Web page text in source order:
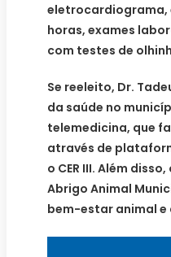
eletrocardiograma,
horas, exames
com testes de
Se reeleito, Dr.
da saúde no
telemedicina, que
através de
o CER III. Além
Abrigo Animal
bem-estar animal e